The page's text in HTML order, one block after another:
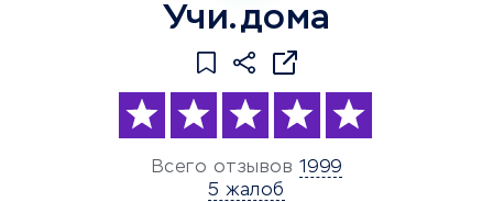
Учи.дома
Всего отзывов 1999
5 жалоб